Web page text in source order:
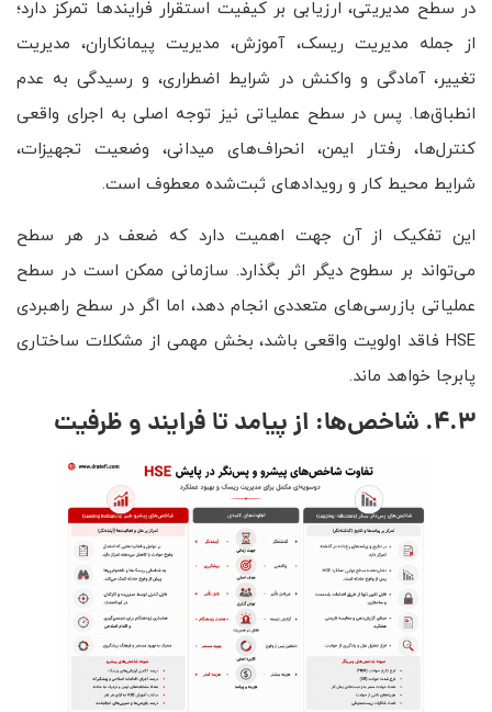
در سطح مدیریتی، ارزیابی بر کیفیت استقرار فرایندها تمرکز دارد؛
از جمله مدیریت ریسک، آموزش، مدیریت پیمانکاران، مدیریت
تغییر، آمادگی و واکنش در شرایط اضطراری، و رسیدگی به عدم
انطباق‌ها. پس در سطح عملیاتی نیز توجه اصلی به اجرای واقعی
کنترل‌ها، رفتار ایمن، انحراف‌های میدانی، وضعیت تجهیزات،
شرایط محیط کار و رویدادهای ثبت‌شده معطوف است.
این تفکیک از آن جهت اهمیت دارد که ضعف در هر سطح
می‌تواند بر سطوح دیگر اثر بگذارد. سازمانی ممکن است در سطح
عملیاتی بازرسی‌های متعددی انجام دهد، اما اگر در سطح راهبردی
HSE فاقد اولویت واقعی باشد، بخش مهمی از مشکلات ساختاری
پابرجا خواهد ماند.
4.3. شاخص‌ها: از پیامد تا فرایند و ظرفیت